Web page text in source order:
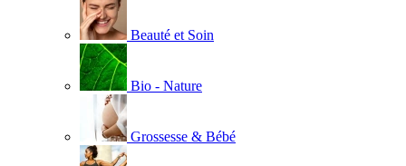
Beauté et Soin
Bio - Nature
Grossesse & Bébé